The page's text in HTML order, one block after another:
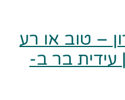
– טוב או רע
עידית בר ב-